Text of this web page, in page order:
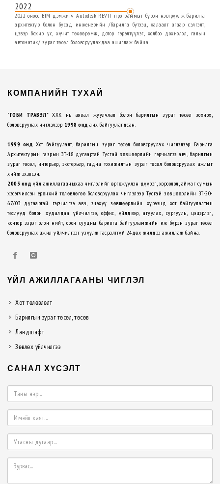
2022
2022 оноос BIM дэмжигч Autodesk REVIT программыг бүрэн нэвтрүүлж барилга
архитектур болон бусад инженерийн /барилга бүтээц, халаалт агаар сэлгэлт,
цэвэр бохир ус, хүчит төхөөрөмж, дотор гэрэлтүүлэг, холбоо дохиолол, галын
автоматик/ зураг төсөл боловсруулахдаа ашиглаж байна
КОМПАНИЙН ТУХАЙ
"ГОБИ ТРАВЭЛ" ХХК нь аялал жуулчлал болон барилгын зураг төсөл зохиох,
боловсруулах чиглэлээр 1998 онд анх байгуулагдсан.
1999 онд Хот байгуулалт, барилгын зураг төсөл боловсруулах чиглэлээр Барилга
Архитектурын газрын ЗТ-18 дугаартай Тусгай зөвшөөрлийн гэрчилгээ авч, барилгын
зураг төсөл, интерьер, экстерьер, гадна тохижилтын зураг төсөл боловсруулах ажлыг
хийж эхэлсэн.
2003 онд үйл ажиллагааныхаа чиглэлийг өргөжүүлэн дүүрэг, хороолол, аймаг сумын
хэсэгчилсэн ерөнхий төлөвлөгөө боловсруулах чиглэлээр Тусгай зөвшөөрлийн ЗТ-20-
67/03 дугаартай гэрчилгээ авч, энэхүү зөвшөөрлийн хүрээнд хот байгуулалтын
төслүүд болон худалдаа үйлчилгээ, оффис, үйлдвэр, агуулах, сургууль, цэцэрлэг,
контор зэрэг олон нийт, орон сууцны барилга байгууламжийн иж бүрэн зураг төсөл
боловсруулах ажил үйлчилгээг үзүүлж тасралтгүй 24дөх жилдээ ажиллаж байна.
ҮЙЛ АЖИЛЛАГААНЫ ЧИГЛЭЛ
Хот төлөвлөлт
Барилгын зураг төсөл, төсөв
Ландшафт
Зөвлөх үйлчилгээ
САНАЛ ХҮСЭЛТ